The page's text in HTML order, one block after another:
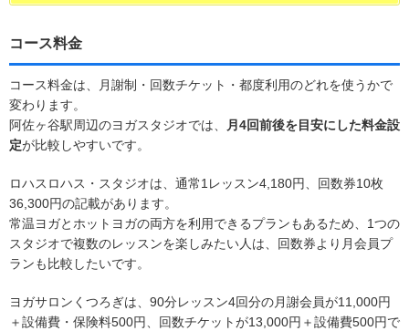
コース料金
コース料金は、月謝制・回数チケット・都度利用のどれを使うかで
変わります。
阿佐ヶ谷駅周辺のヨガスタジオでは、
月4回前後を目安にした料金設
定が比較しやすいです。
ロハスロハス・スタジオは、通常1レッスン4,180円、回数券10枚
36,300円の記載があります。
常温ヨガとホットヨガの両方を利用できるプランもあるため、1つの
スタジオで複数のレッスンを楽しみたい人は、回数券より月会員プ
ランも比較したいです。
ヨガサロンくつろぎは、90分レッスン4回分の月謝会員が11,000円
＋設備費・保険料500円、回数チケットが13,000円＋設備費500円で